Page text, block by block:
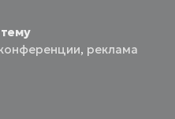
, реклама